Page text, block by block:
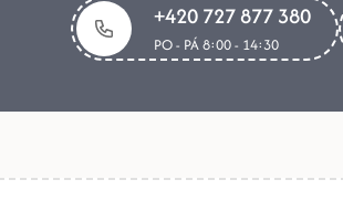
+420 727 877 380
PO - PÁ 8:00 - 14:30